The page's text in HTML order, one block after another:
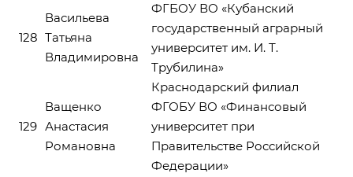
128
Васильева
Татьяна
Владимировна
ФГБОУ ВО «Кубанский
государственный аграрный
университет им. И. Т.
Трубилина»
129
Ващенко
Анастасия
Романовна
Краснодарский филиал
ФГОБУ ВО «Финансовый
университет при
Правительстве Российской
Федерации»